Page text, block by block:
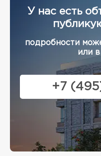
У нас есть
подробности
или
+7